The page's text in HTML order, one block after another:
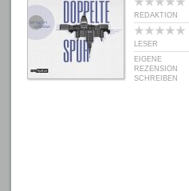
REDAKTION
LESER
EIGENE
REZENSION
SCHREIBEN